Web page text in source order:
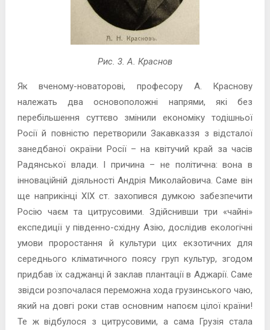
Рис. 3. А. Краснов
Як вченому-новаторові, професору А. Краснову
належать два основоположні напрями, які без
перебільшення суттєво змінили економіку тодішньої
Росії й повністю перетворили Закавказзя з відсталої
занедбаної окраїни Росії – на квітучий край за часів
Радянської влади. І причина – не політична: вона в
інноваційній діяльності Андрія Миколайовича. Саме він
ще наприкінці ХІХ ст. захопився думкою забезпечити
Росію чаєм та цитрусовими. Здійснивши три «чайні»
експедиції у південно-східну Азію, дослідив екологічні
умови проростання й культури цих екзотичних для
середнього кліматичного поясу груп культур, згодом
придбав їх саджанці й заклав плантації в Аджарії. Саме
звідси розпочалася переможна хода грузинського чаю,
який на довгі роки став основним напоєм цілої країни!
Те ж відбулося з цитрусовими, а сама Грузія стала